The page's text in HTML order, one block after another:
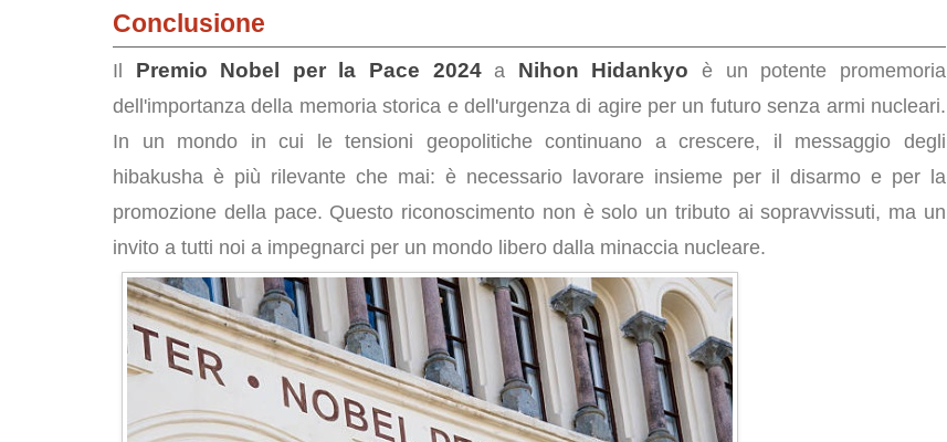
Conclusione
Il Premio Nobel per la Pace 2024a Nihon Hidankyo è un potente promemoria
dell'importanza della memoria storica e dell'urgenza di agire per un futuro senza armi nucleari.
In un mondo in cui le tensioni geopolitiche continuano a crescere, il messaggio degli
hibakusha è più rilevante che mai: è necessario lavorare insieme per il disarmo e per la
promozione della pace. Questo riconoscimento non è solo un tributo ai sopravvissuti, ma un
invito a tutti noi a impegnarci per un mondo libero dalla minaccia nucleare.